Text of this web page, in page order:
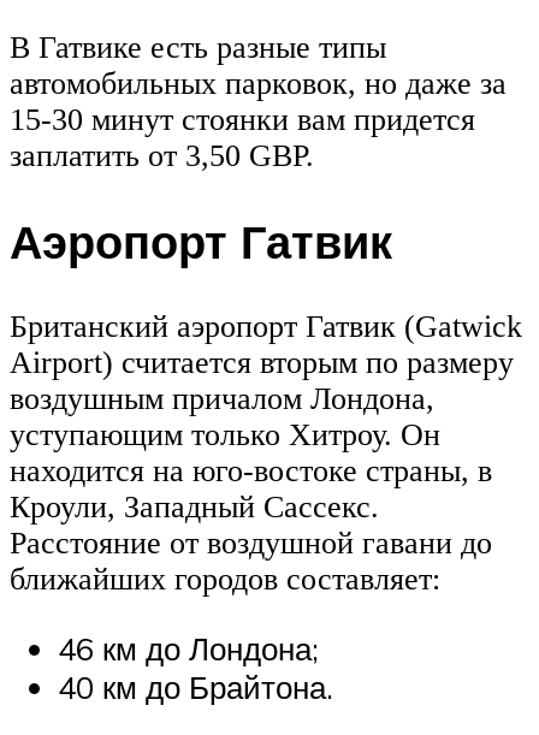
В Гатвике есть разные типы
автомобильных парковок, но даже за
15-30 минут стоянки вам придется
заплатить от 3,50 GBP.
Аэропорт Гатвик
Британский аэропорт Гатвик (Gatwick
Airport) считается вторым по размеру
воздушным причалом Лондона,
уступающим только Хитроу. Он
находится на юго-востоке страны, в
Кроули, Западный Сассекс.
Расстояние от воздушной гавани до
ближайших городов составляет:
46 км до Лондона;
40 км до Брайтона.